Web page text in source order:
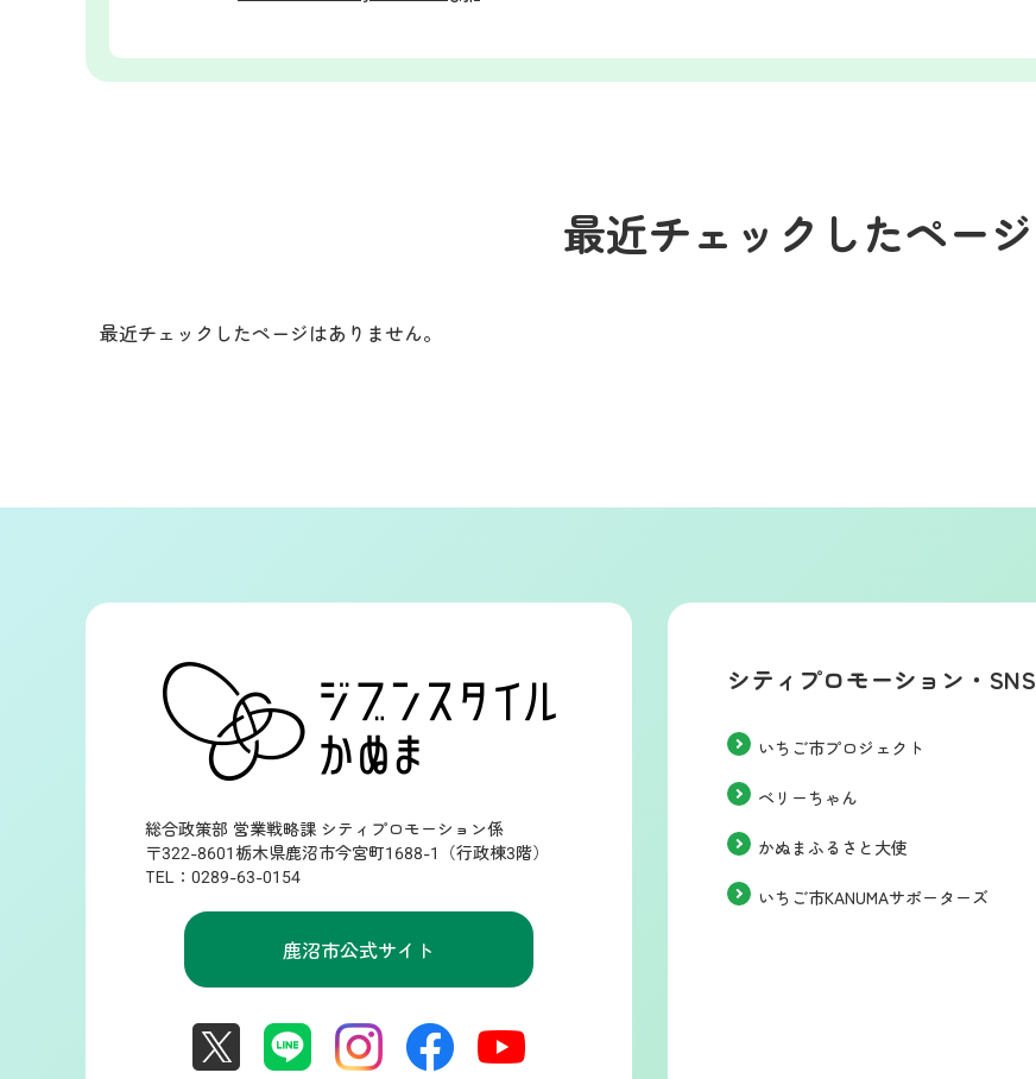
最近チェックしたページ
最近チェックしたページはありません。
総合政策部 営業戦略課 シティプロモーション係
〒322-8601栃木県鹿沼市今宮町1688-1（行政棟3階）
TEL：0289-63-0154
鹿沼市公式サイト
シティプロモーション・SNS
いちご市プロジェクト
ベリーちゃん
かぬまふるさと大使
いちご市KANUMAサポーターズ